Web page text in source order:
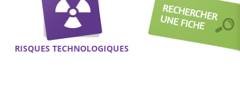
RISQUES TECHNOLOGIQUES